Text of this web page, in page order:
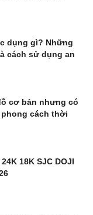
dụng gì? Những
cách sử dụng an
cơ bản nhưng có
cách thời
18K SJC DOJI